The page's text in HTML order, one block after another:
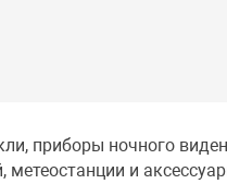
приборы ночного
метеостанции и